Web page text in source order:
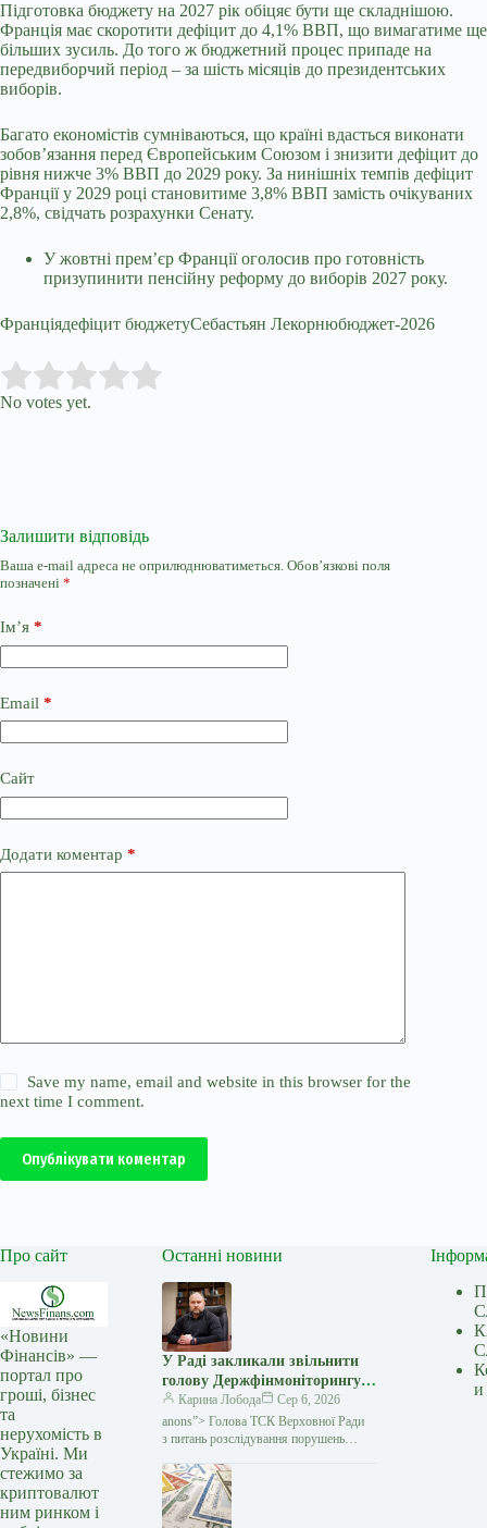
Підготовка бюджету на 2027 рік обіцяє бути ще складнішою.
Франція має скоротити дефіцит до 4,1% ВВП, що вимагатиме ще
більших зусиль. До того ж бюджетний процес припаде на
передвиборчий період – за шість місяців до президентських
виборів.
Багато економістів сумніваються, що країні вдасться виконати
зобов’язання перед Європейським Союзом і знизити дефіцит до
рівня нижче 3% ВВП до 2029 року. За нинішніх темпів дефіцит
Франції у 2029 році становитиме 3,8% ВВП замість очікуваних
2,8%, свідчать розрахунки Сенату.
У жовтні прем’єр Франції оголосив про готовність
призупинити пенсійну реформу до виборів 2027 року.
Франціядефіцит бюджетуСебастьян Лекорнюбюджет-2026
Rate this item:
No votes yet.
Залишити відповідь
Ваша e-mail адреса не оприлюднюватиметься. Обов’язкові поля
позначені *
Ім’я *
Email *
Сайт
Додати коментар *
Save my name, email and website in this browser for the
next time I comment.
Опублікувати коментар
Про сайт
«Новини
Фінансів» —
портал про
гроші, бізнес
та
нерухомість в
Україні. Ми
стежимо за
криптовалют
ним ринком і
Останні новини
У Раді закликали звільнити
голову Держфінмоніторингу
Філіпа Проніна — Мінфін
Карина Лобода
Сер 6, 2026
anons”> Голова ТСК Верховної Ради
з питань розслідування порушень
законодавства Олексій Гончаренко
звернувся до прем'єр-міністра
и